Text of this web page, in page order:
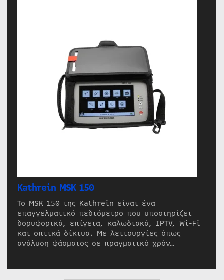
Kathrein MSK 150
Το MSK 150 της Kathrein είναι ένα
επαγγελματικό πεδιόμετρο που υποστηρίζει
δορυφορικά, επίγεια, καλωδιακά, IPTV, Wi-Fi
και οπτικά δίκτυα. Με λειτουργίες όπως
ανάλυση φάσματος σε πραγματικό χρόν…